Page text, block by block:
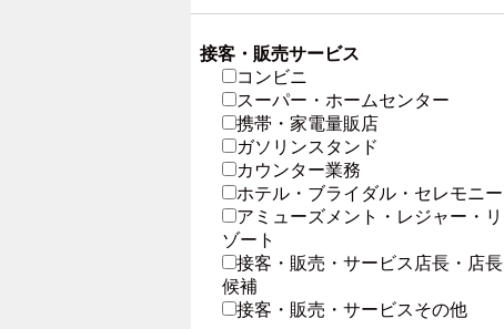
接客・販売サービス
コンビニ
スーパー・ホームセンター
携帯・家電量販店
ガソリンスタンド
カウンター業務
ホテル・ブライダル・セレモニー
アミューズメント・レジャー・リ
ゾート
接客・販売・サービス店長・店長
候補
接客・販売・サービスその他